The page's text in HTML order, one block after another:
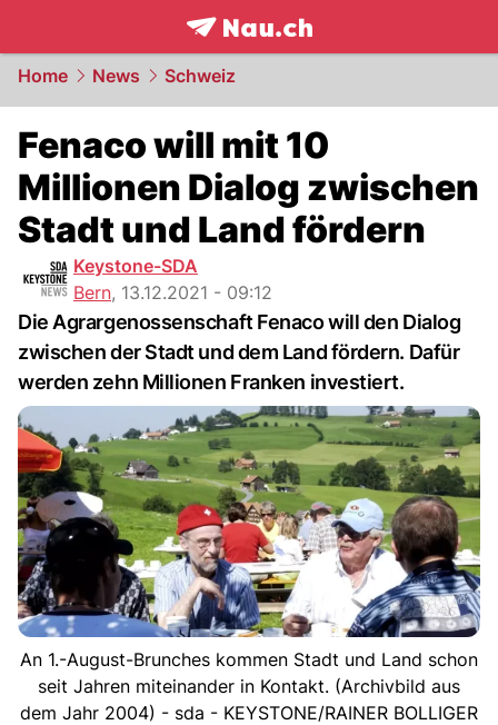
frontpage.NAU.ch
Home News Schweiz
Fenaco will mit 10
Millionen Dialog zwischen
Stadt und Land fördern
Keystone-SDA
Bern, 13.12.2021 - 09:12
Die Agrargenossenschaft Fenaco will den Dialog
zwischen der Stadt und dem Land fördern. Dafür
werden zehn Millionen Franken investiert.
An 1.-August-Brunches kommen Stadt und Land schon
seit Jahren miteinander in Kontakt. (Archivbild aus
dem Jahr 2004) - sda - KEYSTONE/RAINER BOLLIGER